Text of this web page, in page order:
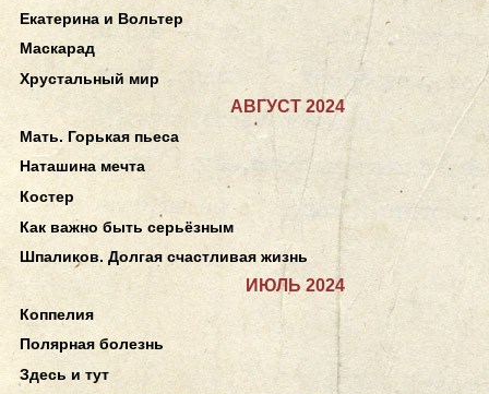
Екатерина и Вольтер
Маскарад
Хрустальный мир
АВГУСТ 2024
Мать. Горькая пьеса
Наташина мечта
Костер
Как важно быть серьёзным
Шпаликов. Долгая счастливая жизнь
ИЮЛЬ 2024
Коппелия
Полярная болезнь
Здесь и тут